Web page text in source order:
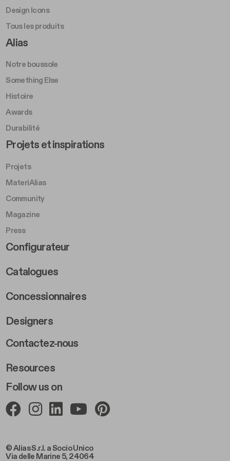
© Alias S.r.l. a Socio Unico
Via delle Marine 5, 24064
Design Icons
Tous les produits
Footer Right A
Alias
Notre boussole
Something Else
Histoire
Awards
Durabilité
Follow us on
Footer Left Middle B
Projets et inspirations
Projets
MateriAlias
Community
Magazine
Press
Footer Right Middle B
Configurateur
Catalogues
Concessionnaires
Designers
Footer Right 2
Contactez-nous
Resources